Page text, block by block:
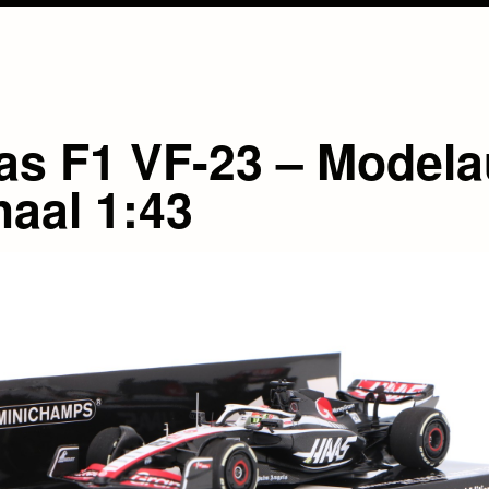
F1 VF-23 –
1:43